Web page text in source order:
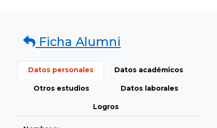
Ficha Alumni
Datos personales Datos académicos
Otros estudios Datos laborales
Logros